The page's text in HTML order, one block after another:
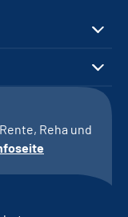
Reha und